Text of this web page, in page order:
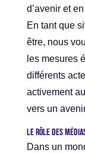
d’avenir et
En tant que
être, nous
les mesures
différents
activement
vers un
Le rôle des
Dans un